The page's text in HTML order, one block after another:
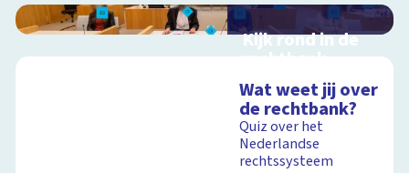
Kijk rond in de
rechtbank
schoolplaat over
rechtspraak in
Nederland
Wat weet jij over
de rechtbank?
Quiz over het
Nederlandse
rechtssysteem